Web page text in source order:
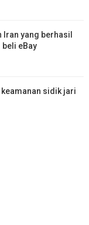
yang berhasil
eBay
keamanan sidik jari